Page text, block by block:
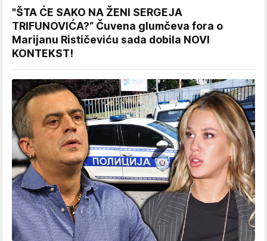
"ŠTA ĆE SAKO NA ŽENI SERGEJA
TRIFUNOVIĆA?“ Čuvena glumčeva fora o
Marijanu Rističeviću sada dobila NOVI
KONTEKST!